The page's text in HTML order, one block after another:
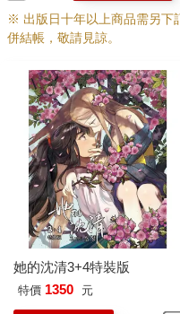
※ 出版日十年以上商品需另下
併結帳，敬請見諒。
她的沈清3+4特裝版
特價 1350 元